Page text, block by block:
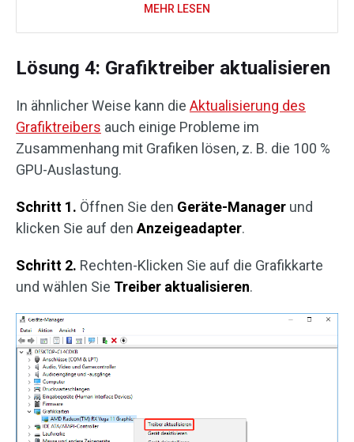
MEHR LESEN
Lösung 4: Grafiktreiber aktualisieren
In ähnlicher Weise kann die Aktualisierung des
Grafiktreibers auch einige Probleme im
Zusammenhang mit Grafiken lösen, z. B. die 100 %
GPU-Auslastung.
Schritt 1. Öffnen Sie den Geräte-Manager und
klicken Sie auf den Anzeigeadapter.
Schritt 2. Rechten-Klicken Sie auf die Grafikkarte
und wählen Sie Treiber aktualisieren.